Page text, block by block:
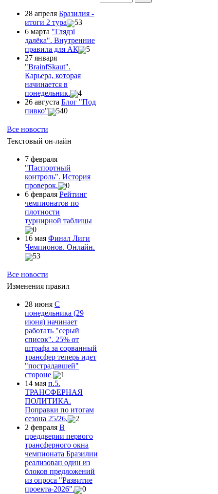
28 апреля Бразилия -
итоги 2 тура
53
6 марта "Глядзi
далёка". Внутренние
правила для АК
5
27 января
"ВrainfSkaut".
Карьера, которая
начинается в
понедельник.
4
26 августа Блог "Под
пивко"
540
Все новости
Текстовый он-лайн
7 февраля
"Паспортный
контроль". История
проверок.
0
6 февраля Рейтинг
чемпионатов по
плотности
турнирной таблицы
0
16 мая Финал Лиги
Чемпионов. Онлайн.
53
Все новости
Изменения правил
28 июня С
понедельника (29
июня) начинает
работать "серый
список". 25% от
штрафа за сорванный
трансфер теперь идет
"пострадавшей"
стороне
1
14 мая п.5.
ТРАНСФЕРНАЯ
ПОЛИТИКА.
Поправки по итогам
сезона 25/26.
2
2 февраля В
преддверии первого
трансферного окна
чемпионата Бразилии
реализован один из
блоков предложений
из опроса "Развитие
проекта-2026".
0